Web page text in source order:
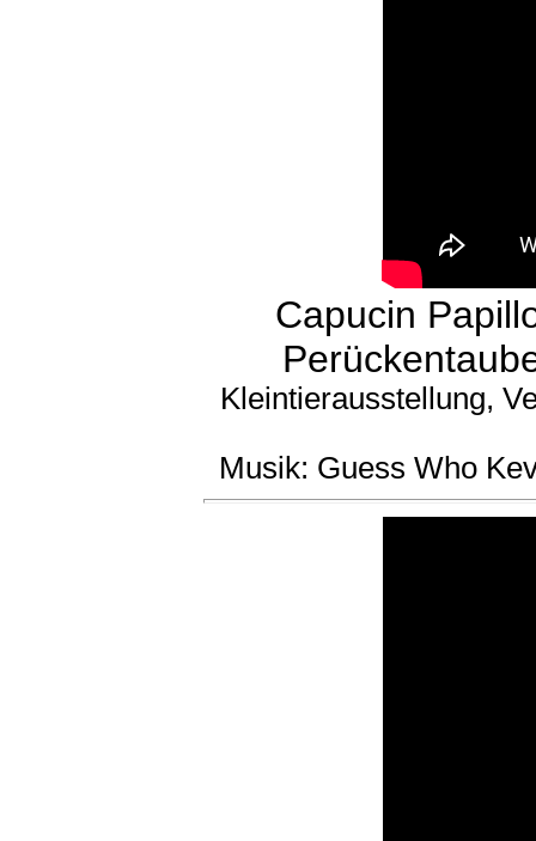
Capucin
Kleintierausstellung,
Musik: Guess Who